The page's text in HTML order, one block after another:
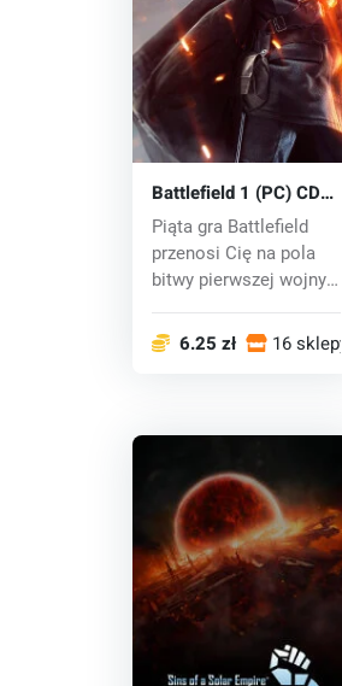
Battlefield 1 (PC) CD
key
Piąta gra Battlefield
przenosi Cię na pola
bitwy pierwszej wojny
6.25 zł 16 sklepy